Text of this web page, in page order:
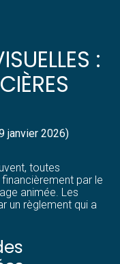
:
janvier 2026)
toutes
par le
animée. Les
un règlement qui a